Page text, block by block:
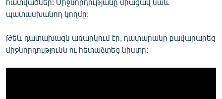
պատասխանող կողմը:
Թեև դատախազն առարկում էր, դատարանը բավարարեց
միջնորդությունն ու հետաձտեց նիստը: